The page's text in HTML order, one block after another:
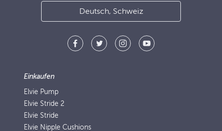
Deutsch, Schweiz
Einkaufen
Elvie Pump
Elvie Stride 2
Elvie Stride
Elvie Nipple Cushions